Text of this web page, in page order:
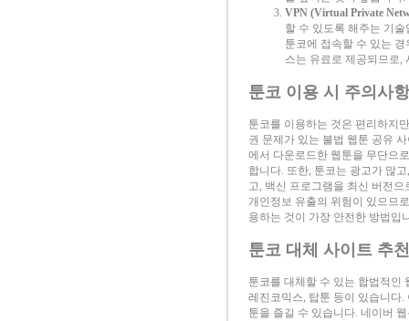
VPN (Virtual Private
할 수 있도록 해주는 기
툰코에 접속할 수 있는
스는 유료로 제공되므로,
툰코 이용 시 주의사
툰코를 이용하는 것은 편리하지
권 문제가 있는 불법 웹툰 공유
에서 다운로드한 웹툰을 무단으
합니다. 또한, 툰코는 광고가 많
고, 백신 프로그램을 최신 버전
개인정보 유출의 위험이 있으므
용하는 것이 가장 안전한 방법입
툰코 대체 사이트 추
툰코를 대체할 수 있는 합법적인
레진코믹스, 탑툰 등이 있습니다
툰을 즐길 수 있습니다. 네이버